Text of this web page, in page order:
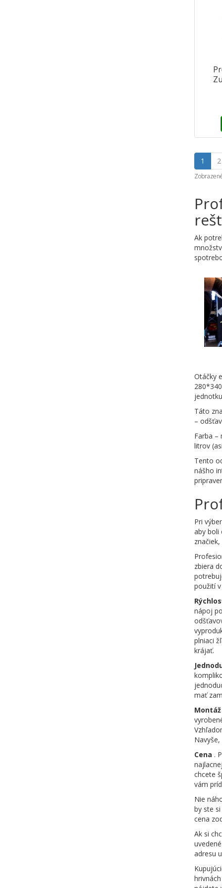
1 2
Ak
Otáčky
Táto
–
Farba –
litrov
Tento
nášho
Pri
aby boli
zbiera
použití
nápoj
plniaci
krájať.
mať
Montáž
Cena .
chcete
vám
Nie
by ste
cena
Ak si
adresu